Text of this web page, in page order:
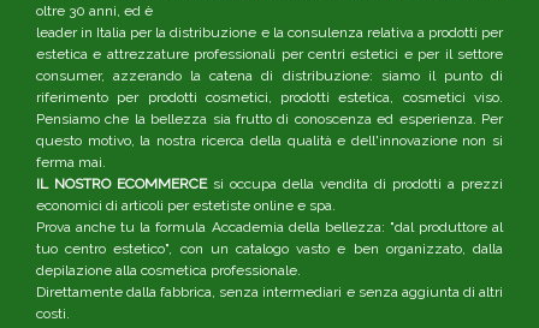
oltre 30 anni, ed è
leader in Italia per la distribuzione e la consulenza relativa a prodotti per
estetica e attrezzature professionali per centri estetici e per il settore
consumer, azzerando la catena di distribuzione: siamo il punto di
riferimento per prodotti cosmetici, prodotti estetica, cosmetici viso.
Pensiamo che la bellezza sia frutto di conoscenza ed esperienza. Per
questo motivo, la nostra ricerca della qualità e dell'innovazione non si
ferma mai.
IL NOSTRO ECOMMERCEsi occupa della vendita di prodotti a prezzi
economici di articoli per estetiste online e spa.
Prova anche tu la formula Accademia della bellezza: "dal produttore al
tuo centro estetico", con un catalogo vasto e ben organizzato, dalla
depilazione alla cosmetica professionale.
Direttamente dalla fabbrica, senza intermediari e senza aggiunta di altri
costi.